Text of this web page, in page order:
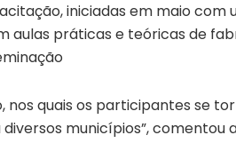
iniciadas em maio com
aulas práticas e teóricas de
nos quais os participantes se
municípios”, comentou